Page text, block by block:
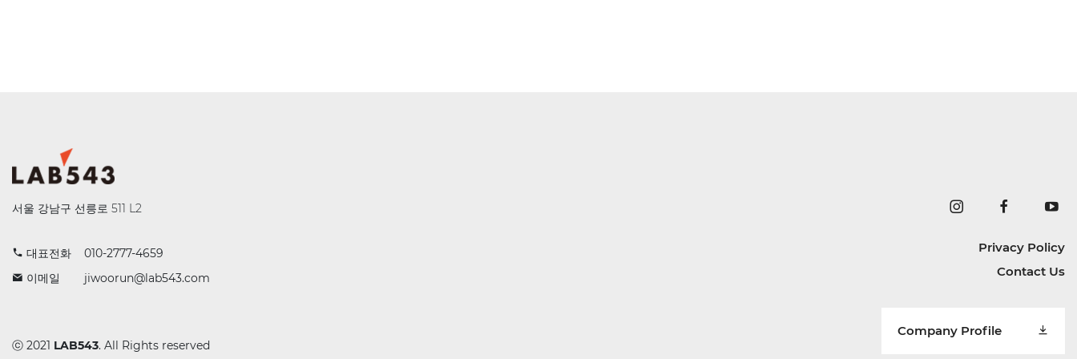
서울 강남구 선릉로 511 L2
대표전화
010-2777-4659
이메일
jiwoorun@lab543.com
Privacy Policy
Contact Us
Company Profile
ⓒ 2021 LAB543. All Rights reserved